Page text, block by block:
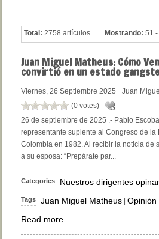
Total: 2758 artículos Mostrando: 51
Juan Miguel Matheus: Cómo
convirtió en un estado
Viernes, 26 Septiembre 2025
Juan
(0 votes)
26 de septiembre de 2025 .- Pablo
representante suplente al Congreso de la
Colombia en 1982. Al recibir la noticia de
a su esposa: “Prepárate par...
Categories Nuestros dirigentes
Tags Juan Miguel Matheus Opinión
Read more...